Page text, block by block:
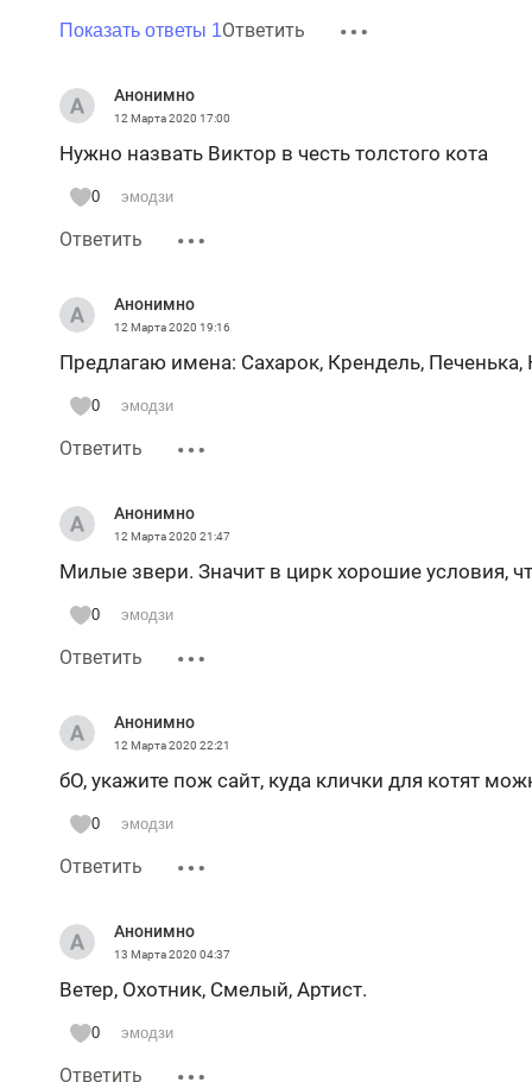
Показать ответы 1Ответить
Анонимно
12 Марта 2020 17:00
Нужно назвать Виктор в честь толстого кота
0 эмодзи
Ответить
Анонимно
12 Марта 2020 19:16
Предлагаю имена: Сахарок, Крендель, Печенька,
0 эмодзи
Ответить
Анонимно
12 Марта 2020 21:47
Милые звери. Значит в цирк хорошие условия,
0 эмодзи
Ответить
Анонимно
12 Марта 2020 22:21
бО, укажите пож сайт, куда клички для котят
0 эмодзи
Ответить
Анонимно
13 Марта 2020 04:37
Ветер, Охотник, Смелый, Артист.
0 эмодзи
Ответить